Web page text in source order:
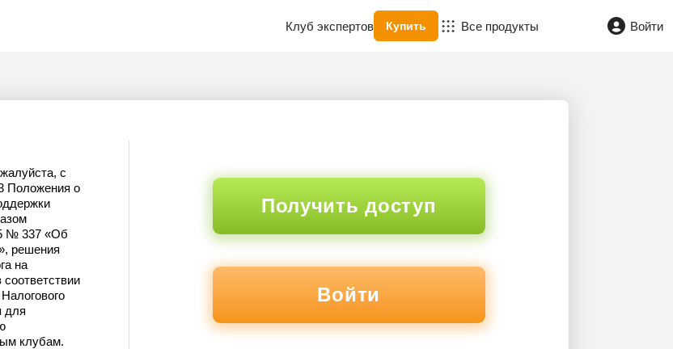
Клуб экспертов Купить Все продукты Войти
с
Положения о
№ 337 «Об
решения
на
для
клубам.
Получить доступ
Войти